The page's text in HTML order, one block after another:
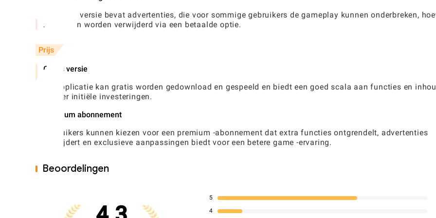
De gratis versie bevat advertenties, die voor sommige gebruikers de gameplay kunnen onderbreken,
ze kunnen worden verwijderd via een betaalde optie.
Prijs
Gratis versie
De applicatie kan gratis worden gedownload en gespeeld en biedt een goed scala aan functies en
zonder initiële investeringen.
Premium abonnement
Gebruikers kunnen kiezen voor een premium -abonnement dat extra functies ontgrendelt, advertenties
verwijdert en exclusieve aanpassingen biedt voor een betere game -ervaring.
Beoordelingen
5
4